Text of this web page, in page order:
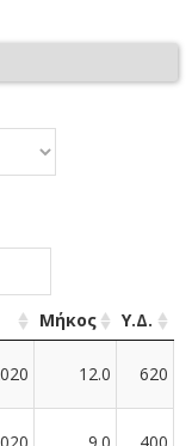
Μήκος
Υ.Δ.
12.0 620
9.0 400